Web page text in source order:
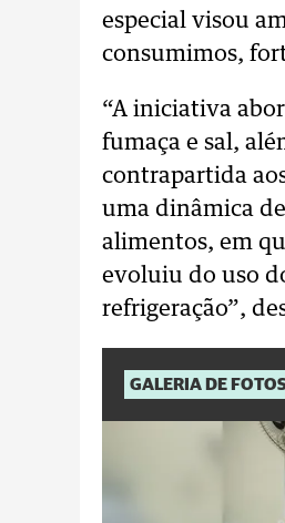
especial visou
consumimos,
“A iniciativa
fumaça e sal,
contrapartida
uma dinâmica
alimentos, em
evoluiu do uso
refrigeração”,
GALERIA DE